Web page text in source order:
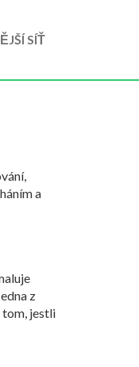
SÍŤ
a
z
tom, jestli